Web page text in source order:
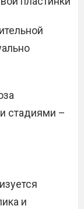
стадиями –
и